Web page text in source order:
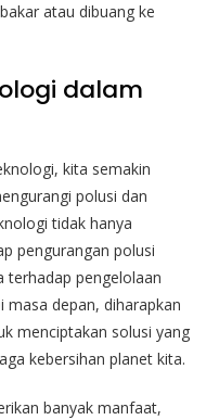
atau dibuang ke
dalam
kita semakin
polusi dan
tidak hanya
pengurangan polusi
terhadap pengelolaan
masa depan, diharapkan
menciptakan solusi yang
kebersihan planet kita.
banyak manfaat,